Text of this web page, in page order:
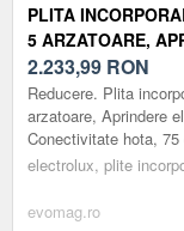
PLITA
5 ARZATOARE,
FONTA, TIMER
CM (NEGRU)
2.233,99 RON
Reducere. Plita
arzatoare, Aprindere
Conectivitate hota,
electrolux, plite
evomag.ro